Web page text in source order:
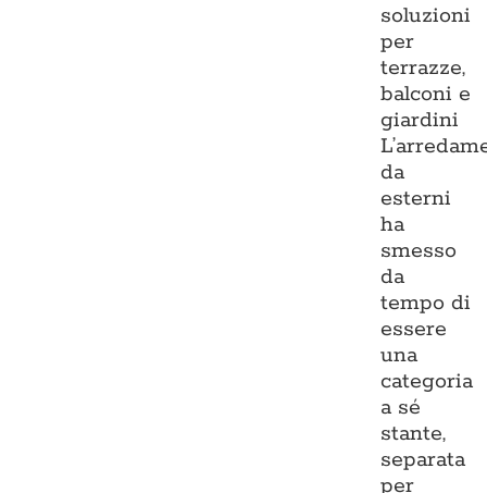
soluzioni
per
terrazze,
balconi e
giardini
da
esterni
ha
smesso
da
tempo di
essere
una
categoria
a sé
stante,
separata
per